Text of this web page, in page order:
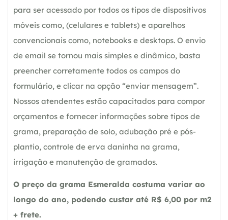
para ser acessado por todos os tipos de dispositivos
móveis como, (celulares e tablets) e aparelhos
convencionais como, notebooks e desktops. O envio
de email se tornou mais simples e dinâmico, basta
preencher corretamente todos os campos do
formulário, e clicar na opção “enviar mensagem”.
Nossos atendentes estão capacitados para compor
orçamentos e fornecer informações sobre tipos de
grama, preparação de solo, adubação pré e pós-
plantio, controle de erva daninha na grama,
irrigação e manutenção de gramados.
O preço da grama Esmeralda costuma variar ao
longo do ano, podendo custar até R$ 6,00 por m2
+ frete.